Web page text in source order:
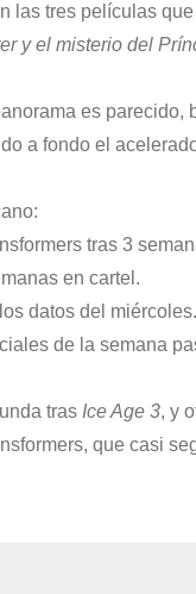
las tres películas
y el misterio del
es parecido,
a fondo el
tras 3
en cartel.
datos del miércoles.
de la semana
tras Ice Age 3, y
que casi